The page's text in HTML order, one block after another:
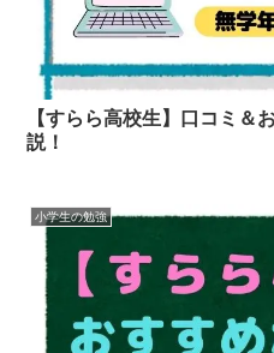
【すらら高校生】口コミ＆
説！
小学生の勉強